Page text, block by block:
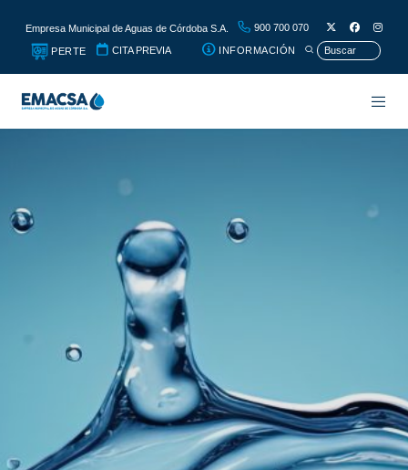
Empresa Municipal de Aguas de Córdoba S.A. 900 700 070
PERTE CITA PREVIA INFORMACIÓN